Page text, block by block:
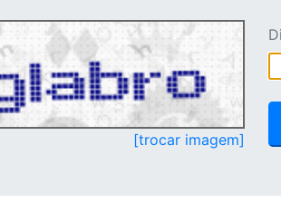
[trocar imagem]